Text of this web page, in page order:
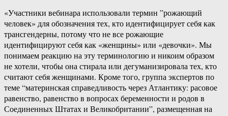
«Участники вебинара использовали термин ”рожающий
человек» для обозначения тех, кто идентифицирует себя как
трансгендерны, потому что не все рожающие
идентифицируют себя как «женщины» или «девочки». Мы
понимаем реакцию на эту терминологию и никоим образом
не хотели, чтобы она стирала или дегуманизировала тех, кто
считают себя женщинами. Кроме того, группа экспертов по
теме “материнская справедливость через Атлантику: расовое
равенство, равенство в вопросах беременности и родов в
Соединенных Штатах и Великобритании”, размещенная на